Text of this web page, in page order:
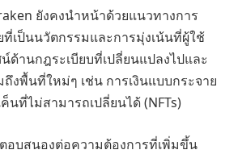
ยังคงนำหน้าด้วยแนวทางการ
เป็นนวัตกรรมและการมุ่งเน้นที่ผู้ใช้
ด้านกฎระเบียบที่เปลี่ยนแปลงไปและ
งพื้นที่ใหม่ๆ เช่น การเงินแบบกระจาย
นที่ไม่สามารถเปลี่ยนได้ (NFTs)
อบสนองต่อความต้องการที่เพิ่มขึ้น